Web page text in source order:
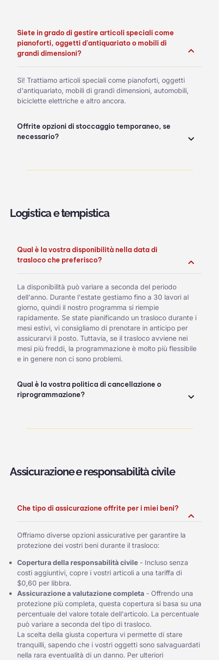
Siete in grado di gestire articoli speciali come
pianoforti, oggetti d'antiquariato o mobili di
grandi dimensioni?
Sì! Trattiamo articoli speciali come pianoforti, oggetti
d'antiquariato, mobili di grandi dimensioni, automobili,
biciclette elettriche e altro ancora.
Offrite opzioni di stoccaggio temporaneo, se
necessario?
Logistica e tempistica
Qual è la vostra disponibilità nella data di
trasloco che preferisco?
La disponibilità può variare a seconda del periodo
dell'anno. Durante l'estate gestiamo fino a 30 lavori al
giorno, quindi il nostro programma si riempie
rapidamente. Se state pianificando un trasloco durante i
mesi estivi, vi consigliamo di prenotare in anticipo per
assicurarvi il posto. Tuttavia, se il trasloco avviene nei
mesi più freddi, la programmazione è molto più flessibile
e in genere non ci sono problemi.
Qual è la vostra politica di cancellazione o
riprogrammazione?
Assicurazione e responsabilità civile
Che tipo di assicurazione offrite per i miei beni?
Offriamo diverse opzioni assicurative per garantire la
protezione dei vostri beni durante il trasloco:
Copertura della responsabilità civile - Incluso senza
costi aggiuntivi, copre i vostri articoli a una tariffa di
$0,60 per libbra.
Assicurazione a valutazione completa - Offrendo una
protezione più completa, questa copertura si basa su una
percentuale del valore totale dell'articolo. La percentuale
può variare a seconda del tipo di trasloco.
La scelta della giusta copertura vi permette di stare
tranquilli, sapendo che i vostri oggetti sono salvaguardati
nella rara eventualità di un danno. Per ulteriori